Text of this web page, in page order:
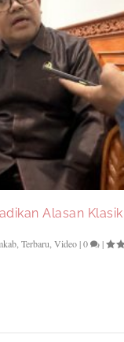
Alasan
,Terbaru ,Video|0 |